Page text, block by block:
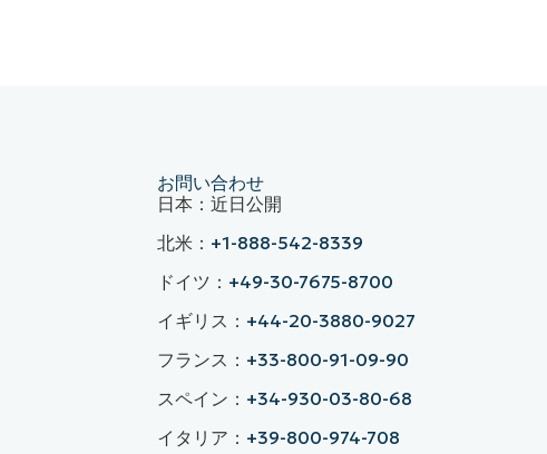
お問い合わせ
日本：近日公開
北米： +1-888-542-8339
ドイツ： +49-30-7675-8700
イギリス： +44-20-3880-9027
フランス： +33-800-91-09-90
スペイン： +34-930-03-80-68
イタリア： +39-800-974-708